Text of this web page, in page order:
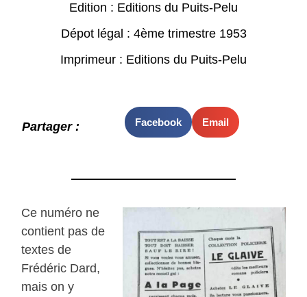
Edition : Editions du Puits-Pelu
Dépot légal : 4ème trimestre 1953
Imprimeur : Editions du Puits-Pelu
Partager : Facebook Email
Ce numéro ne
contient pas de
textes de
Frédéric Dard,
mais on y